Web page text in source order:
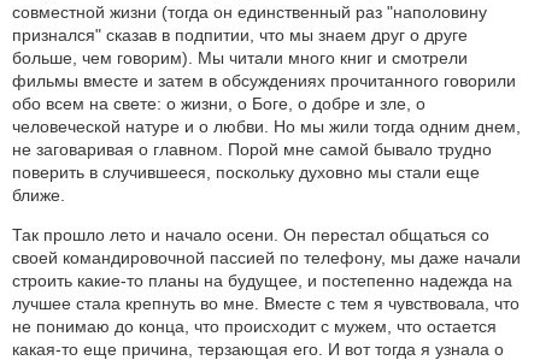
совместной жизни (тогда он единственный раз "наполовину
признался" сказав в подпитии, что мы знаем друг о друге
больше, чем говорим). Мы читали много книг и смотрели
фильмы вместе и затем в обсуждениях прочитанного говорили
обо всем на свете: о жизни, о Боге, о добре и зле, о
человеческой натуре и о любви. Но мы жили тогда одним днем,
не заговаривая о главном. Порой мне самой бывало трудно
поверить в случившееся, поскольку духовно мы стали еще
ближе.
Так прошло лето и начало осени. Он перестал общаться со
своей командировочной пассией по телефону, мы даже начали
строить какие-то планы на будущее, и постепенно надежда на
лучшее стала крепнуть во мне. Вместе с тем я чувствовала, что
не понимаю до конца, что происходит с мужем, что остается
какая-то еще причина, терзающая его. И вот тогда я узнала о